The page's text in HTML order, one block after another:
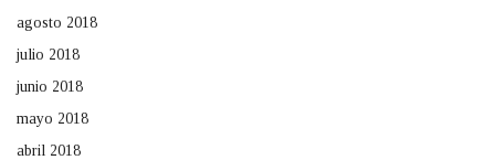
agosto 2018
julio 2018
junio 2018
mayo 2018
abril 2018